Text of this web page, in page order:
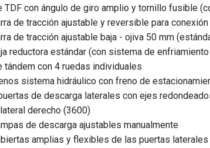
TDF con ángulo de giro amplio y tornillo fusible
de tracción ajustable y reversible para
de tracción ajustable baja - ojiva 50 mm
reductora estándar (con sistema de
tándem con 4 ruedas individuales
sistema hidráulico con freno de
de descarga laterales con ejes
derecho (3600)
de descarga ajustables manualmente
amplias y flexibles de las puertas laterales